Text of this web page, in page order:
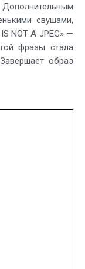
свушами,
NOT A JPEG» —
фразы стала
образ